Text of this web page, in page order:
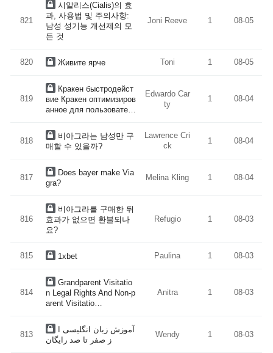
821
시알리스(Cialis)의 효
과, 사용법 및 주의사항:
남성 성기능 개선제의 모
든 것
Joni Reeve 1 08-05
820 Живите ярче Toni 1 08-05
819
Кракен быстродейст
вие Кракен оптимизиров
анное для пользовате…
Edwardo Car
ty
1 08-04
818
비아그라는 남성만 구
매할 수 있을까?
Lawrence Cri
ck
1 08-04
817
Does bayer make Via
gra?
Melina Kling 1 08-04
816
비아그라를 구매한 뒤
효과가 없으면 환불되나
요?
Refugio 1 08-03
815 1xbet Paulina 1 08-03
814
Grandparent Visitatio
n Legal Rights And Non-p
arent Visitatio…
Anitra 1 08-03
813
ز صفر تا صد رایگان
Wendy 1 08-03